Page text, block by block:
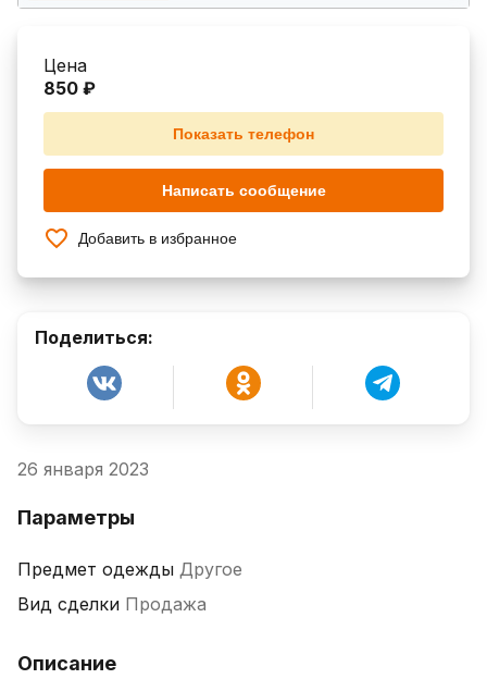
Цена
850 ₽
Показать телефон
Написать сообщение
Добавить в избранное
Поделиться:
26 января 2023
Параметры
Предмет одежды Другое
Вид сделки Продажа
Описание